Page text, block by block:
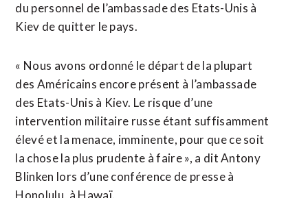
du personnel de l’ambassade des Etats-Unis à
Kiev de quitter le pays.
« Nous avons ordonné le départ de la plupart
des Américains encore présent à l’ambassade
des Etats-Unis à Kiev. Le risque d’une
intervention militaire russe étant suffisamment
élevé et la menace, imminente, pour que ce soit
la chose la plus prudente à faire », a dit Antony
Blinken lors d’une conférence de presse à
Honolulu, à Hawaï.